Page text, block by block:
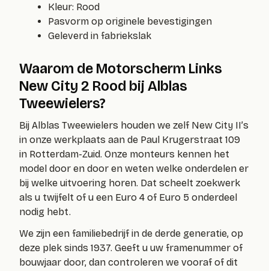
Kleur: Rood
Pasvorm op originele bevestigingen
Geleverd in fabriekslak
Waarom de Motorscherm Links
New City 2 Rood bij Alblas
Tweewielers?
Bij Alblas Tweewielers houden we zelf New City II’s
in onze werkplaats aan de Paul Krugerstraat 109
in Rotterdam-Zuid. Onze monteurs kennen het
model door en door en weten welke onderdelen er
bij welke uitvoering horen. Dat scheelt zoekwerk
als u twijfelt of u een Euro 4 of Euro 5 onderdeel
nodig hebt.
We zijn een familiebedrijf in de derde generatie, op
deze plek sinds 1937. Geeft u uw framenummer of
bouwjaar door, dan controleren we vooraf of dit